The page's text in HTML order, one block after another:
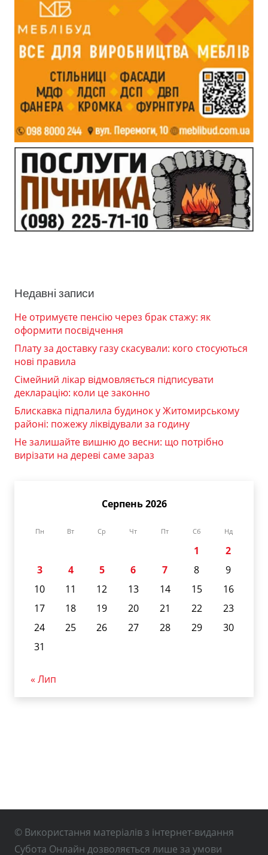
Недавні записи
Не отримуєте пенсію через брак стажу: як
оформити посвідчення
Плату за доставку газу скасували: кого стосуються
нові правила
Сімейний лікар відмовляється підписувати
декларацію: коли це законно
Блискавка підпалила будинок у Житомирському
районі: пожежу ліквідували за годину
Не залишайте вишню до весни: що потрібно
вирізати на дереві саме зараз
Серпень 2026
Пн Вт Ср Чт Пт Сб Нд
1
2
3
4 5 6 7 8
9
10
11 12 13 14 15
16
17
18 19 20 21 22
23
24
25 26 27 28 29
30
31
« Лип
© Використання матеріалів з інтернет-видання
Субота Онлайн дозволяється лише за умови